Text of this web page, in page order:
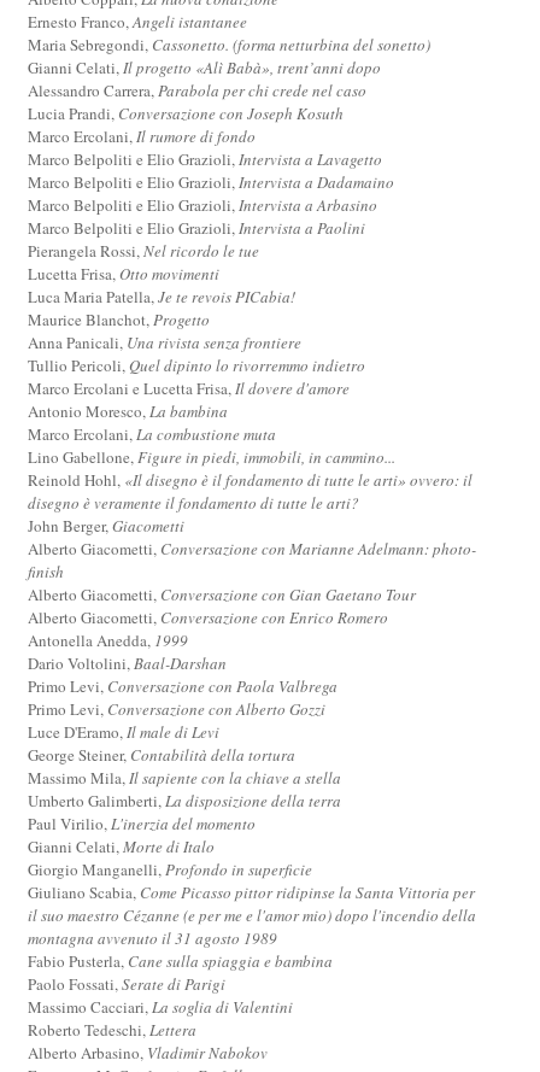
Ernesto Franco,Angeli istantanee
Maria Sebregondi, Cassonetto. (forma netturbina del sonetto)
Gianni Celati,Il progetto «Alì Babà», trent’anni dopo
Alessandro Carrera,Parabola per chi crede nel caso
Lucia Prandi, Conversazione con Joseph Kosuth
Marco Ercolani,Il rumore di fondo
Marco Belpoliti e Elio Grazioli,Intervista a Lavagetto
Marco Belpoliti e Elio Grazioli,Intervista a Dadamaino
Marco Belpoliti e Elio Grazioli,Intervista a Arbasino
Marco Belpoliti e Elio Grazioli,Intervista a Paolini
Pierangela Rossi,Nel ricordo le tue
Lucetta Frisa,Otto movimenti
Luca Maria Patella,Je te revois PICabia!
Maurice Blanchot,Progetto
Anna Panicali, Una rivista senza frontiere
Tullio Pericoli,Quel dipinto lo rivorremmo indietro
Marco Ercolani e Lucetta Frisa,Il dovere d'amore
Antonio Moresco,La bambina
Marco Ercolani,La combustione muta
Lino Gabellone,Figure in piedi, immobili, in cammino...
Reinold Hohl, «Il disegno è il fondamento di tutte le arti» ovvero: il
disegno è veramente il fondamento di tutte le arti?
John Berger,Giacometti
Alberto Giacometti, Conversazione con Marianne Adelmann: photo-
finish
Alberto Giacometti, Conversazione con Gian Gaetano Tour
Alberto Giacometti, Conversazione con Enrico Romero
Antonella Anedda, 1999
Dario Voltolini,Baal-Darshan
Primo Levi, Conversazione con Paola Valbrega
Primo Levi, Conversazione con Alberto Gozzi
Luce D'Eramo,Il male di Levi
George Steiner, Contabilità della tortura
Massimo Mila,Il sapiente con la chiave a stella
Umberto Galimberti,La disposizione della terra
Paul Virilio,L'inerzia del momento
Gianni Celati,Morte di Italo
Giorgio Manganelli,Profondo in superficie
Giuliano Scabia, Come Picasso pittor ridipinse la Santa Vittoria per
il suo maestro Cézanne (e per me e l'amor mio) dopo l'incendio della
montagna avvenuto il 31 agosto 1989
Fabio Pusterla, Cane sulla spiaggia e bambina
Paolo Fossati,Serate di Parigi
Massimo Cacciari,La soglia di Valentini
Roberto Tedeschi,Lettera
Alberto Arbasino, Vladimir Nabokov